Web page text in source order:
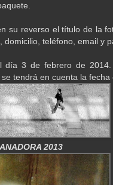
su reverso el título de la
domicilio, teléfono, email y
día 3 de febrero de
tendrá en cuenta la fecha
2013